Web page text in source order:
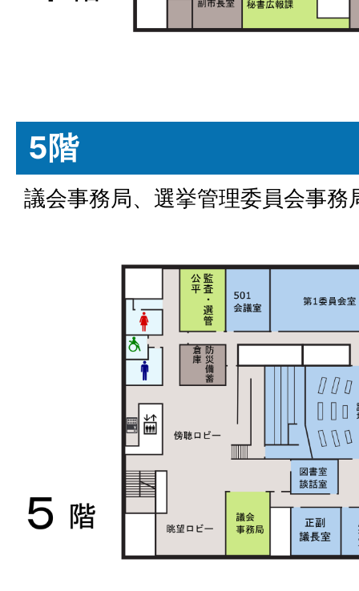
5階
議会事務局、選挙管理委員会事務